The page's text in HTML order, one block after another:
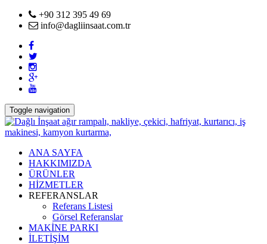
+90 312 395 49 69
info@dagliinsaat.com.tr
Toggle navigation
ANA SAYFA
HAKKIMIZDA
ÜRÜNLER
HİZMETLER
REFERANSLAR
Referans Listesi
Görsel Referanslar
MAKİNE PARKI
İLETİŞİM